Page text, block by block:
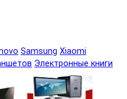
Samsung Xiaomi
Электронные книги